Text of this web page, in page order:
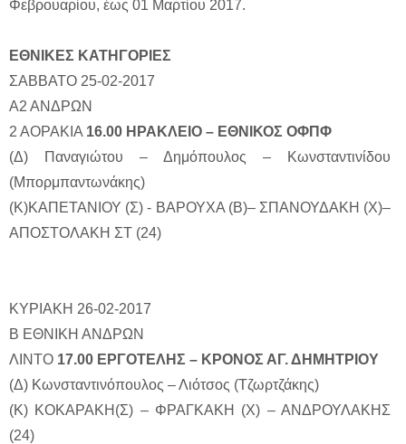
Φεβρουαρίου, έως 01 Μαρτίου 2017.
ΕΘΝΙΚΕΣ ΚΑΤΗΓΟΡΙΕΣ
ΣΑΒΒΑΤΟ 25-02-2017
Α2 ΑΝΔΡΩΝ
2 ΑΟΡΑΚΙΑ 16.00 ΗΡΑΚΛΕΙΟ – ΕΘΝΙΚΟΣ ΟΦΠΦ
(Δ) Παναγιώτου – Δημόπουλος – Κωνσταντινίδου
(Μπορμπαντωνάκης)
(Κ)ΚΑΠΕΤΑΝΙΟΥ (Σ) - ΒΑΡΟΥΧΑ (Β)– ΣΠΑΝΟΥΔΑΚΗ (Χ)–
ΑΠΟΣΤΟΛΑΚΗ ΣΤ (24)
ΚΥΡΙΑΚΗ 26-02-2017
Β ΕΘΝΙΚΗ ΑΝΔΡΩΝ
ΛΙΝΤΟ 17.00 ΕΡΓΟΤΕΛΗΣ – ΚΡΟΝΟΣ ΑΓ. ΔΗΜΗΤΡΙΟΥ
(Δ) Κωνσταντινόπουλος – Λιότσος (Τζωρτζάκης)
(Κ) ΚΟΚΑΡΑΚΗ(Σ) – ΦΡΑΓΚΑΚΗ (Χ) – ΑΝΔΡΟΥΛΑΚΗΣ
(24)